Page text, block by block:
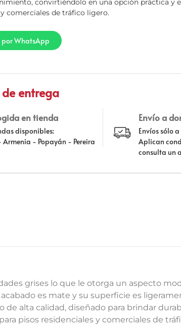
convirtiéndolo en una opción práctica y
comerciales de tráfico ligero.
por WhatsApp
entrega
en tienda
disponibles:
Armenia - Popayán - Pereira
Envío a
Envíos sólo
Aplican
consulta un
grises lo que le otorga un aspecto
es mate y su superficie es
alta calidad, diseñado para brindar
pisos residenciales y comerciales de